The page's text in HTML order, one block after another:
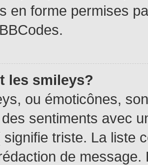
en forme permises
les smileys?
ou émoticônes,
sentiments avec
signifie triste. La liste
de